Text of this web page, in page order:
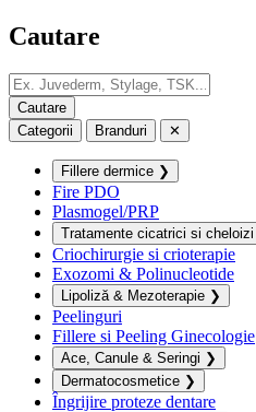
Cautare
Categorii Branduri ✕
Fillere dermice ❯
Fire PDO
Plasmogel/PRP
Tratamente cicatrici si cheloizi
Criochirurgie si crioterapie
Exozomi & Polinucleotide
Lipoliză & Mezoterapie ❯
Peelinguri
Fillere si Peeling Ginecologie
Ace, Canule & Seringi ❯
Dermatocosmetice ❯
Îngrijire proteze dentare